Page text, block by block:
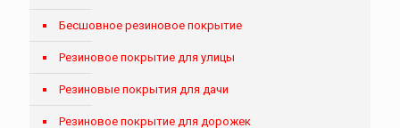
Бесшовное резиновое покрытие
Резиновое покрытие для улицы
Резиновые покрытия для дачи
Резиновое покрытие для дорожек